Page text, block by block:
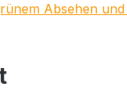
Absehen